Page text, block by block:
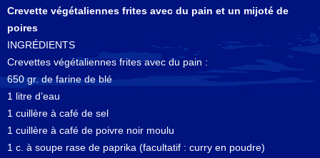
Crevette végétaliennes frites avec du pain et un mijoté de
poires
INGRÉDIENTS
Crevettes végétaliennes frites avec du pain :
650 gr. de farine de blé
1 litre d’eau
1 cuillère à café de sel
1 cuillère à café de poivre noir moulu
1 c. à soupe rase de paprika (facultatif : curry en poudre)